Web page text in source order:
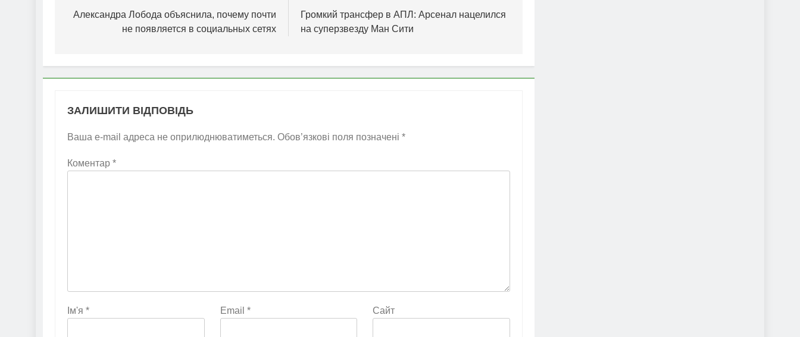
записів
Александра Лобода объяснила, почему почти
не появляется в социальных сетях
Громкий трансфер в АПЛ: Арсенал нацелился
на суперзвезду Ман Сити
ЗАЛИШИТИ ВІДПОВІДЬ
Ваша e-mail адреса не оприлюднюватиметься. Обов’язкові поля позначені *
Коментар *
Ім'я * Email * Сайт